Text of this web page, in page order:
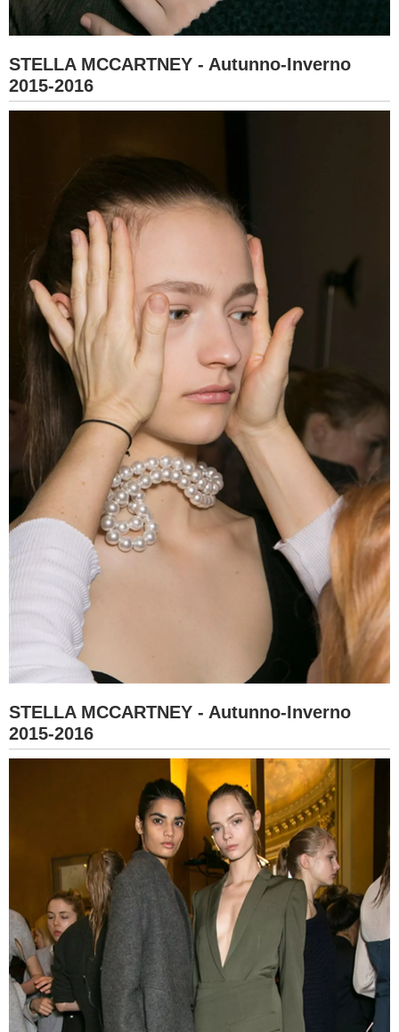
STELLA MCCARTNEY - Autunno-Inverno
2015-2016
STELLA MCCARTNEY - Autunno-Inverno
2015-2016